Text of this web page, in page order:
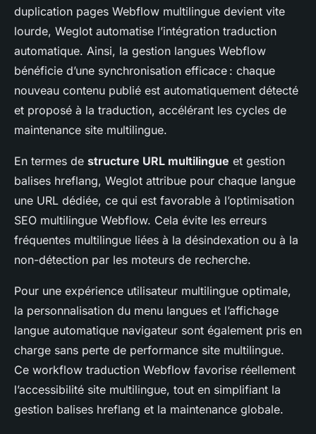
duplication pages Webflow multilingue devient vite
lourde, Weglot automatise l’intégration traduction
automatique. Ainsi, la gestion langues Webflow
bénéficie d’une synchronisation efficace : chaque
nouveau contenu publié est automatiquement détecté
et proposé à la traduction, accélérant les cycles de
maintenance site multilingue.
En termes de structure URL multilingue et gestion
balises hreflang, Weglot attribue pour chaque langue
une URL dédiée, ce qui est favorable à l’optimisation
SEO multilingue Webflow. Cela évite les erreurs
fréquentes multilingue liées à la désindexation ou à la
non-détection par les moteurs de recherche.
Pour une expérience utilisateur multilingue optimale,
la personnalisation du menu langues et l’affichage
langue automatique navigateur sont également pris en
charge sans perte de performance site multilingue.
Ce workflow traduction Webflow favorise réellement
l’accessibilité site multilingue, tout en simplifiant la
gestion balises hreflang et la maintenance globale.